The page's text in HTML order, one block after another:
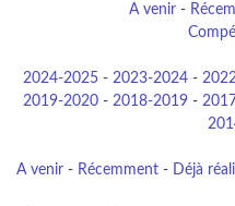
A venir-
2024-2025 - 2023-2024 -
2019-2020 - 2018-2019 -
A venir - Récemment - Déjà